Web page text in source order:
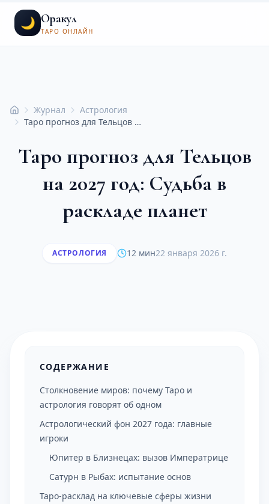
🌙 Оракул
ТАРО ОНЛАЙН
ГлавнаяЖурнал
Астрология
Таро прогноз для Тельцов на 2027 год: Судьба в раскладе планет
Таро прогноз для Тельцов
на 2027 год: Судьба в
раскладе планет
АСТРОЛОГИЯ 12 мин22 января 2026 г.
СОДЕРЖАНИЕ
Столкновение миров: почему Таро и
астрология говорят об одном
Астрологический фон 2027 года: главные
игроки
Юпитер в Близнецах: вызов Императрице
Сатурн в Рыбах: испытание основ
Таро-расклад на ключевые сферы жизни